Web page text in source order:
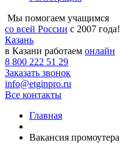
Мы помогаем учащимся
со всей России с 2007 года!
Казань
в Казани работаем онлайн
8 800 222 51 29
Заказать звонок
info@etginpro.ru
Все контакты
Главная
Вакансия промоутера